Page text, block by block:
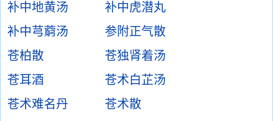
补中地黄汤
补中虎潜丸
补中芎藭汤
参附正气散
苍柏散
苍独肾着汤
苍耳酒
苍术白芷汤
苍术难名丹
苍术散